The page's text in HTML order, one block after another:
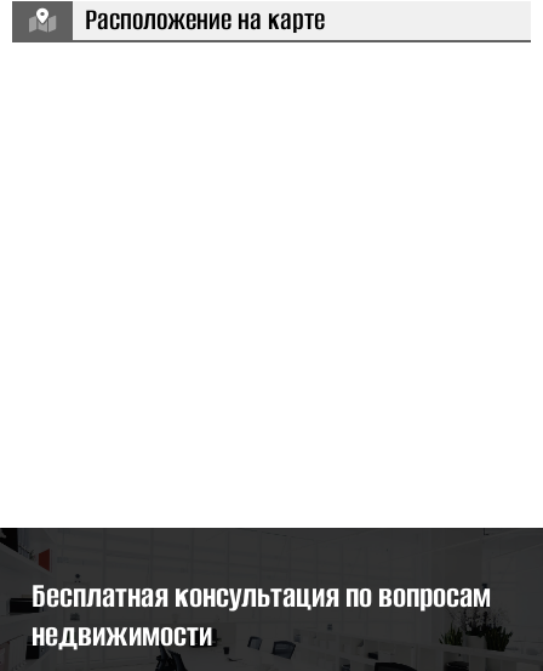
Расположение на карте
Бесплатная консультация по вопросам
недвижимости